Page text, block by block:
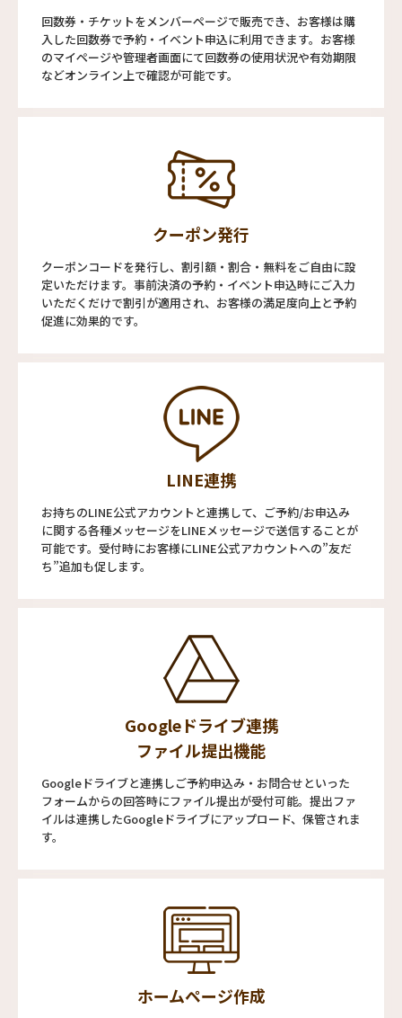
回数券・チケットをメンバーページで販売でき、お客様は購
入した回数券で予約・イベント申込に利用できます。お客様
のマイページや管理者画面にて回数券の使用状況や有効期限
などオンライン上で確認が可能です。
クーポン発行
クーポンコードを発行し、割引額・割合・無料をご自由に設
定いただけます。事前決済の予約・イベント申込時にご入力
いただくだけで割引が適用され、お客様の満足度向上と予約
促進に効果的です。
LINE連携
お持ちのLINE公式アカウントと連携して、ご予約/お申込み
に関する各種メッセージをLINEメッセージで送信することが
可能です。受付時にお客様にLINE公式アカウントへの”友だ
ち”追加も促します。
Googleドライブ連携
ファイル提出機能
Googleドライブと連携しご予約申込み・お問合せといった
フォームからの回答時にファイル提出が受付可能。提出ファ
イルは連携したGoogleドライブにアップロード、保管されま
す。
ホームページ作成